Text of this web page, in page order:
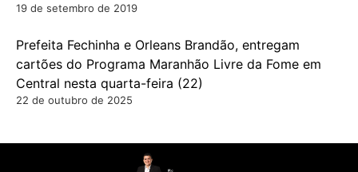
19 de setembro de 2019
Prefeita Fechinha e Orleans Brandão, entregam
cartões do Programa Maranhão Livre da Fome em
Central nesta quarta-feira (22)
22 de outubro de 2025